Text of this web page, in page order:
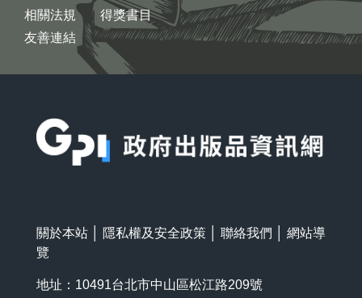
相關法規
友善連結
得獎書目
關於本站 隱私權及安全政策 聯絡我們
網站導
覽
地址：10491台北市中山區松江路209號